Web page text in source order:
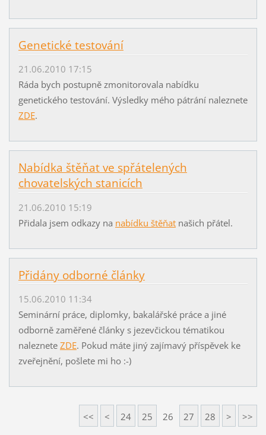
Genetické testování
21.06.2010 17:15
Ráda bych postupně zmonitorovala nabídku
genetického testování. Výsledky mého pátrání naleznete
ZDE.
Nabídka štěňat ve spřátelených
chovatelských stanicích
21.06.2010 15:19
Přidala jsem odkazy na nabídku štěňatnašich přátel.
Přidány odborné články
15.06.2010 11:34
Seminární práce, diplomky, bakalářské práce a jiné
odborně zaměřené články s jezevčickou tématikou
naleznete ZDE. Pokud máte jiný zajímavý příspěvek ke
zveřejnění, pošlete mi ho :-)
<< < 24 25 26 27 28 > >>